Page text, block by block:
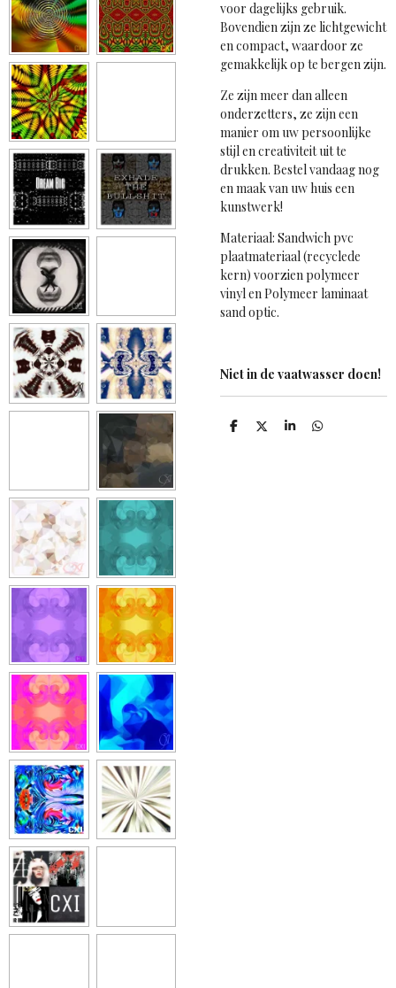
voor dagelijks gebruik.
Bovendien zijn ze lichtgewicht
en compact, waardoor ze
gemakkelijk op te bergen zijn.
Ze zijn meer dan alleen
onderzetters, ze zijn een
manier om uw persoonlijke
stijl en creativiteit uit te
drukken. Bestel vandaag nog
en maak van uw huis een
kunstwerk!
Materiaal: Sandwich pvc
plaatmateriaal (recyclede
kern) voorzien polymeer
vinyl en Polymeer laminaat
sand optic.
Niet in de vaatwasser doen!
D
D
S
D